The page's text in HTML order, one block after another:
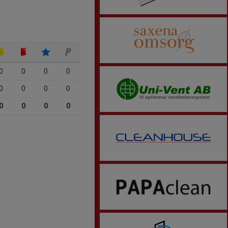
0 0
0
0 0
0
0 0 0 0